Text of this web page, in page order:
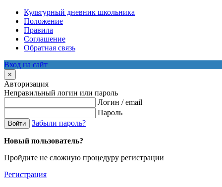
Культурный дневник школьника
Положение
Правила
Соглашение
Обратная связь
Вход на сайт
×
Авторизация
Неправильный логин или пароль
Логин / email
Пароль
Войти Забыли пароль?
Новый пользователь?
Пройдите не сложную процедуру регистрации
Регистрация